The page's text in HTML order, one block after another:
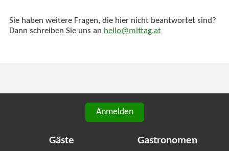
Sie haben weitere Fragen, die hier nicht beantwortet sind?
Dann schreiben Sie uns an hello@mittag.at
Anmelden
Gäste Gastronomen